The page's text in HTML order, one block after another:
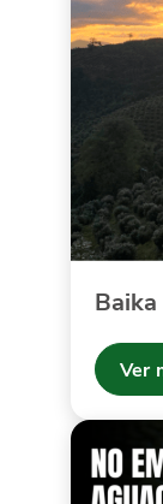
Baika
Ver